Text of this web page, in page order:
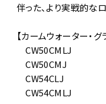
伴った、より実戦的な
【カームウォーター・グ
CW50CMLJ
CW50CMJ
CW54CLJ
CW54CMLJ